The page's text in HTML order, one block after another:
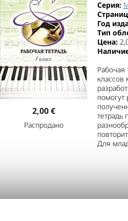
2,00 €
Распродано
Серия:
Год
Тип
Цена:
Рабочая
классов
помогут
тетрадь
Для